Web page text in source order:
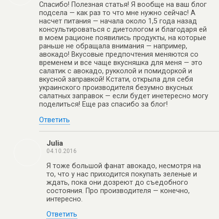
Спасибо! Полезная статья! Я вообще на ваш блог
подсела — как раз то что мне нужно сейчас! А
насчет питания — начала около 1,5 года назад
консультироваться с диетологом и благодаря ей
в моем рационе появились продукты, на которые
раньше не обращала внимания — например,
авокадо! Вкусовые предпочтения меняются со
временем и все чаще вкусняшка для меня — это
салатик с авокадо, рукколой и помидоркой и
вкусной заправкой! Кстати, открыла для себя
украинского производителя безумно вкусных
салатных заправок — если будет инетересно могу
поделиться! Еще раз спасибо за блог!
Ответить
Julia
04.10.2016
Я тоже большой фанат авокадо, несмотря на
то, что у нас приходится покупать зеленые и
ждать, пока они дозреют до съедобного
состояния. Про производителя — конечно,
интересно.
Ответить